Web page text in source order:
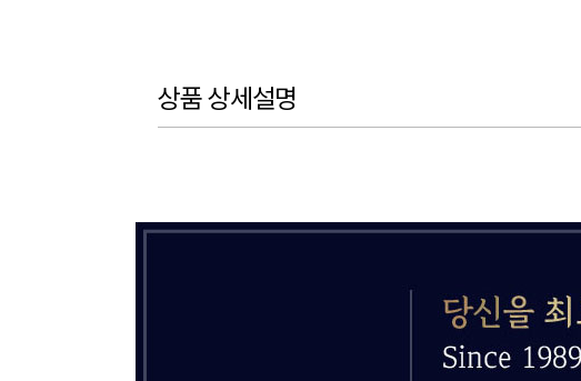
상품 상세설명